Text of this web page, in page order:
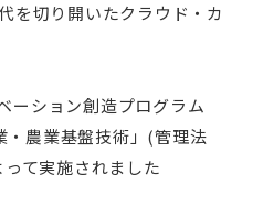
を切り開いたクラウド・カ
ーション創造プログラム
農業基盤技術」(管理法
て実施されました